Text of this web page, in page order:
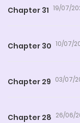
Chapter 31 19/07/
Chapter 30 10/07/
Chapter 29 03/07/
Chapter 28 26/06/